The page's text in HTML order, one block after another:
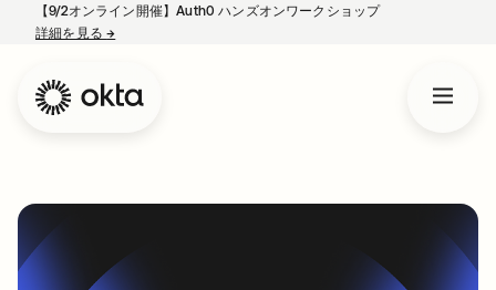
【9/2オンライン開催】Auth0 ハンズオンワークショップ
詳細を見る→